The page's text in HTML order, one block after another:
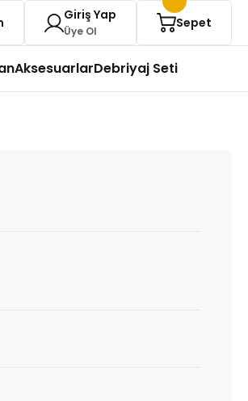
Giriş Yap
Üye Ol
Sepet
AksesuarlarDebriyaj Seti